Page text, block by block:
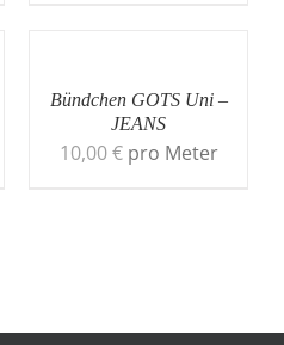
Bündchen GOTS Uni –
JEANS
10,00€ pro Meter